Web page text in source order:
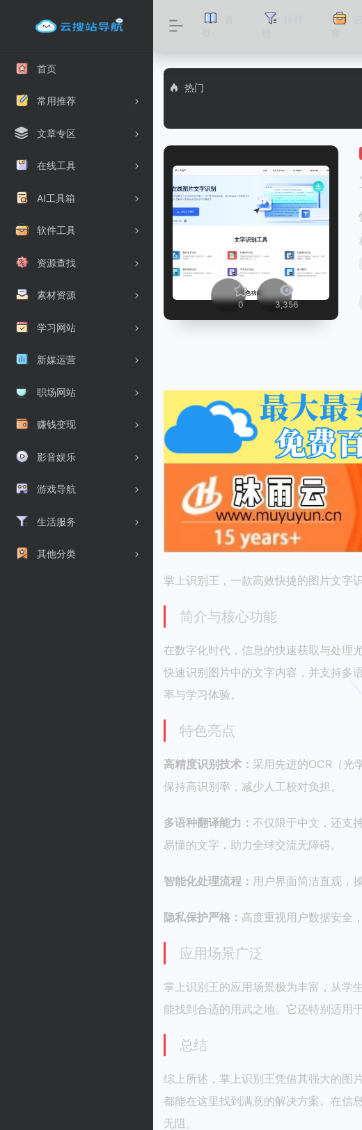
首页
常用推荐
文章专区
在线工具
AI工具箱
软件工具
资源查找
素材资源
学习网站
新媒运营
职场网站
赚钱变现
影音娱乐
游戏导航
生活服务
其他分类
热门
0 3,356
掌上识别王，一款高效快捷的图片文字
简介与核心功能
在数字化时代，信息的快速获取与处理
快速识别图片中的文字内容，并支持多
率与学习体验。
特色亮点
高精度识别技术： 采用先进的OCR（光
保持高识别率，减少人工校对负担。
多语种翻译能力： 不仅限于中文，还支
易懂的文字，助力全球交流无障碍。
智能化处理流程： 用户界面简洁直观，
隐私保护严格： 高度重视用户数据安全
应用场景广泛
掌上识别王的应用场景极为丰富，从学
能找到合适的用武之地。它还特别适用
总结
综上所述，掌上识别王凭借其强大的图
都能在这里找到满意的解决方案。在信
无阻。